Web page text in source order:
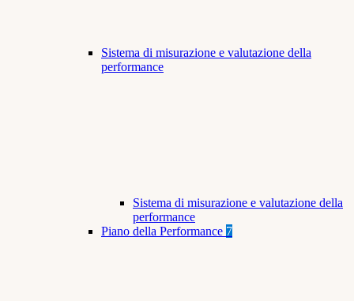
Sistema di misurazione e valutazione della
performance
Sistema di misurazione e valutazione della
performance
Piano della Performance 7